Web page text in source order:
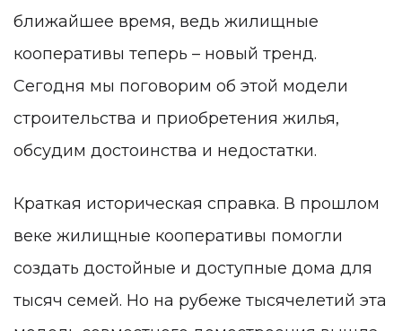
ближайшее время, ведь жилищные
кооперативы теперь – новый тренд.
Сегодня мы поговорим об этой модели
строительства и приобретения жилья,
обсудим достоинства и недостатки.
Краткая историческая справка. В прошлом
веке жилищные кооперативы помогли
создать достойные и доступные дома для
тысяч семей. Но на рубеже тысячелетий эта